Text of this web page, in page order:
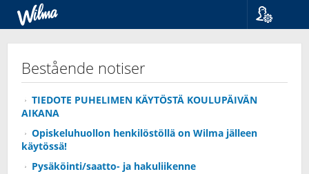
Bestående notiser
TIEDOTE PUHELIMEN KÄYTÖSTÄ KOULUPÄIVÄN
AIKANA
Opiskeluhuollon henkilöstöllä on Wilma jälleen
käytössä!
Pysäköinti/saatto- ja hakuliikenne